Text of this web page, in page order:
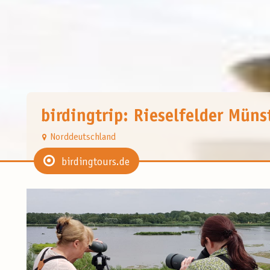
birdingtrip: Rieselfelder
Norddeutschland
birdingtours.de